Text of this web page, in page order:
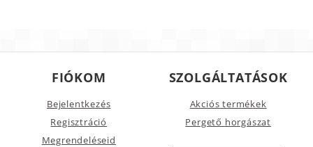
FIÓKOM
Bejelentkezés
Regisztráció
Megrendeléseid
SZOLGÁLTATÁSOK
Akciós termékek
Pergető horgászat